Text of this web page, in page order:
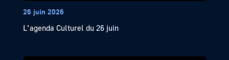
26 juin 2026
L’agenda Culturel du 26 juin